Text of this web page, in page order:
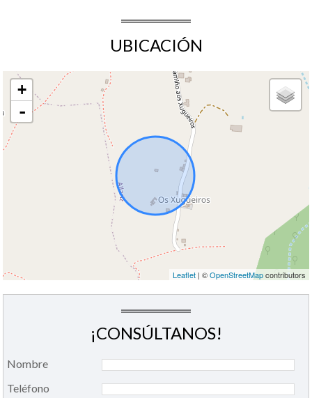
UBICACIÓN
+
-
Leaflet| ©OpenStreetMapcontributors
¡CONSÚLTANOS!
Nombre
Teléfono